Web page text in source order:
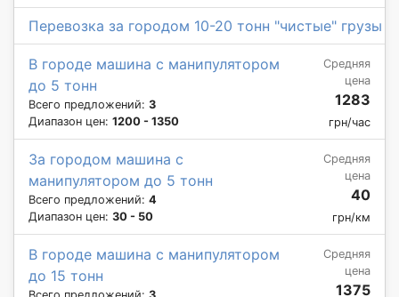
Перевозка за городом 10-20 тонн "чистые" грузы
В городе машина с манипулятором
до 5 тонн
Всего предложений: 3
Диапазон цен: 1200 - 1350
Средняя
цена
1283
грн/час
За городом машина с
манипулятором до 5 тонн
Всего предложений: 4
Диапазон цен: 30 - 50
Средняя
цена
40
грн/км
В городе машина с манипулятором
до 15 тонн
Средняя
цена
1375